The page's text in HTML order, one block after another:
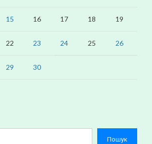
15 16 17 18 19
22 23 24 25 26
29 30
Пошук